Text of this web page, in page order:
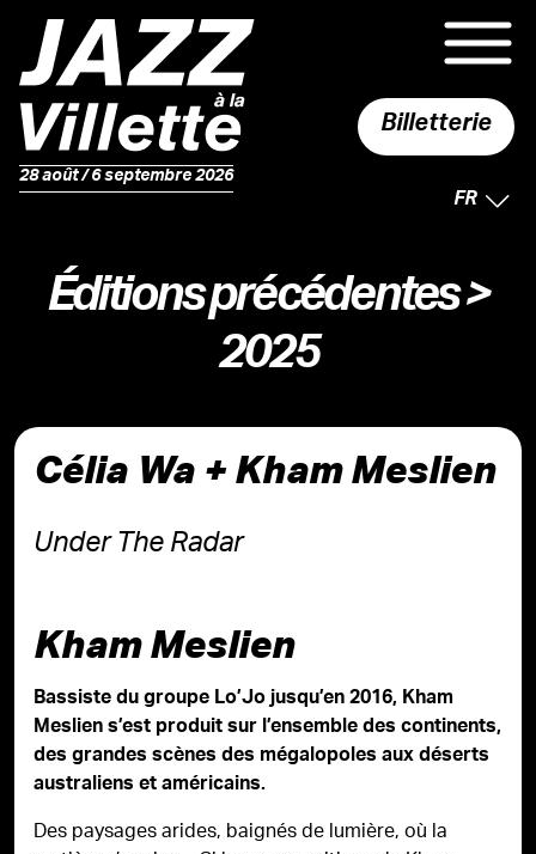
28 août / 6 septembre 2026
Billetterie
FR
Éditions précédentes>
2025
Célia Wa + Kham Meslien
Under The Radar
Kham Meslien
Bassiste du groupe Lo’Jo jusqu’en 2016, Kham
Meslien s’est produit sur l’ensemble des continents,
des grandes scènes des mégalopoles aux déserts
australiens et américains.
Des paysages arides, baignés de lumière, où la